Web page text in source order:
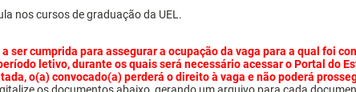
nos cursos de graduação da UEL.
ser cumprida para assegurar a ocupação da vaga para a qual foi
letivo, durante os quais será necessário acessar o Portal do
o(a) convocado(a) perderá o direito à vaga e não poderá